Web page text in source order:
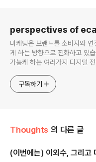
perspectives of
마케팅은 브랜드를 소비자와
게 하는 방향으로 진화하고 있
가능케 하는 여러가지 디지털
구독하기
Thoughts 의 다른 글
(이번에는) 이외수, 그리고